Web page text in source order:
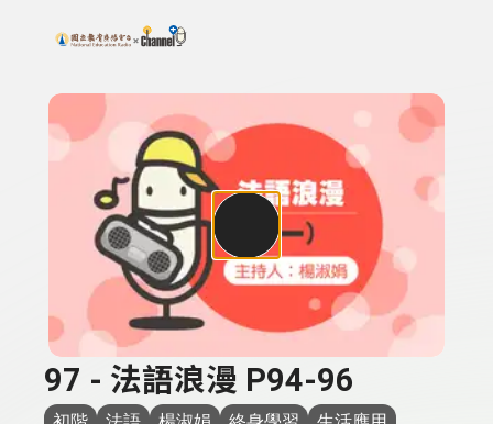
上方功能區塊
搜尋關鍵字：可輸入節目名稱、主持人或關鍵字
97 - 法語浪漫 P94-96